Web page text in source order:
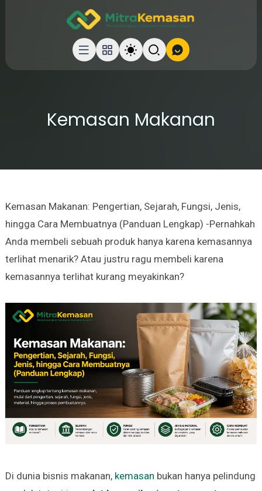
Kemasan Makanan
Kemasan Makanan: Pengertian, Sejarah, Fungsi, Jenis,
hingga Cara Membuatnya (Panduan Lengkap) -Pernahkah
Anda membeli sebuah produk hanya karena kemasannya
terlihat menarik? Atau justru ragu membeli karena
kemasannya terlihat kurang meyakinkan?
Di dunia bisnis makanan, kemasan bukan hanya pelindung